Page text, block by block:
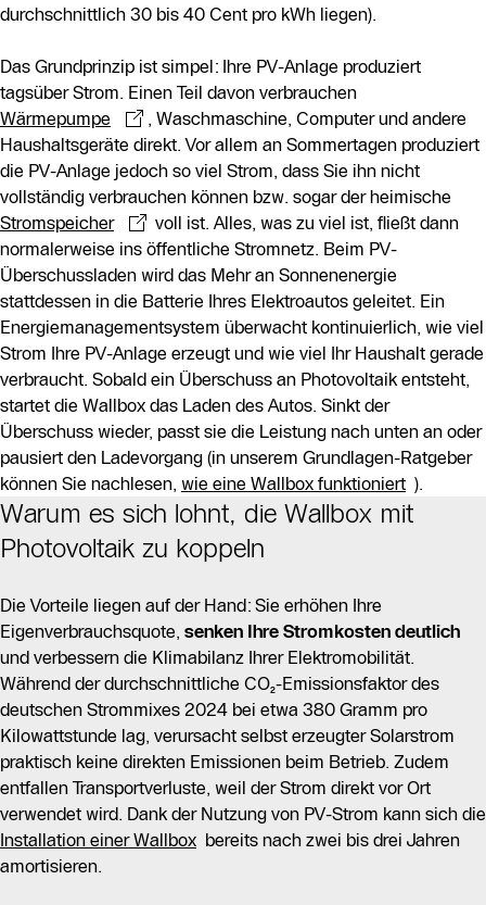
Abschließend werden realistische Erwartungen für die
Strategien für die Wintermonate diskutiert.
durchschnittlich 30 bis 40 Cent pro kWh liegen).
Das Grundprinzip ist simpel: Ihre PV-Anlage produziert
tagsüber Strom. Einen Teil davon verbrauchen
Wärmepumpe
, Waschmaschine, Computer und andere
Haushaltsgeräte direkt. Vor allem an Sommertagen produziert
die PV-Anlage jedoch so viel Strom, dass Sie ihn nicht
vollständig verbrauchen können bzw. sogar der heimische
Stromspeicher
voll ist. Alles, was zu viel ist, fließt dann
normalerweise ins öffentliche Stromnetz. Beim PV-
Überschussladen wird das Mehr an Sonnenenergie
stattdessen in die Batterie Ihres Elektroautos geleitet. Ein
Energiemanagementsystem überwacht kontinuierlich, wie viel
Strom Ihre PV-Anlage erzeugt und wie viel Ihr Haushalt gerade
verbraucht. Sobald ein Überschuss an Photovoltaik entsteht,
startet die Wallbox das Laden des Autos. Sinkt der
Überschuss wieder, passt sie die Leistung nach unten an oder
pausiert den Ladevorgang (in unserem Grundlagen-Ratgeber
können Sie nachlesen, wie eine Wallbox funktioniert ).
Warum es sich lohnt, die Wallbox mit
Photovoltaik zu koppeln
Die Vorteile liegen auf der Hand: Sie erhöhen Ihre
Eigenverbrauchsquote, senken Ihre Stromkosten deutlich
und verbessern die Klimabilanz Ihrer Elektromobilität.
Während der durchschnittliche CO₂-Emissionsfaktor des
deutschen Strommixes 2024 bei etwa 380 Gramm pro
Kilowattstunde lag, verursacht selbst erzeugter Solarstrom
praktisch keine direkten Emissionen beim Betrieb. Zudem
entfallen Transportverluste, weil der Strom direkt vor Ort
verwendet wird. Dank der Nutzung von PV-Strom kann sich die
Installation einer Wallbox bereits nach zwei bis drei Jahren
amortisieren.